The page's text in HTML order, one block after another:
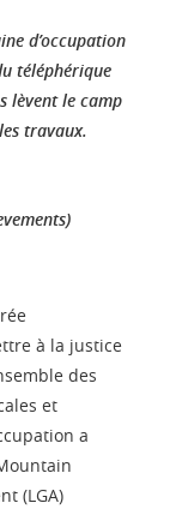
d’occupation
téléphérique
lèvent le camp
travaux.
à la justice
des
et
a
(LGA)